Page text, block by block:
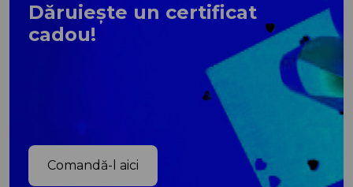
Dăruiește un certificat
cadou!
Comandă-l aici